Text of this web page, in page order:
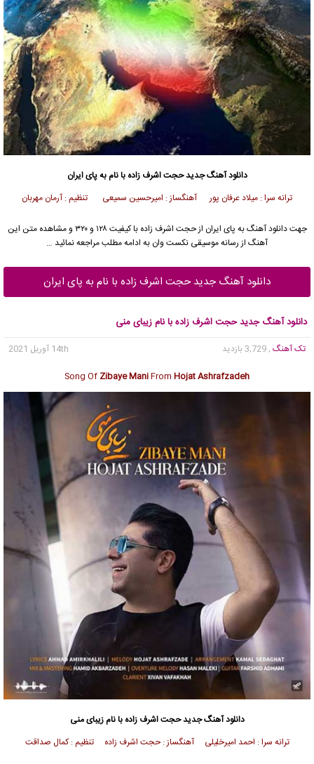
دانلود آهنگ جدیدحجت اشرف زاده با نام به پای ایران
ترانه سرا : میلاد عرفان پور آهنگساز : امیرحسین سمیعی تنظیم : آرمان مهربان
جهت دانلود آهنگ به پای ایران ازحجت اشرف زاده
با کیفیت ۱۲۸ و ۳۲۰ و مشاهده متن این
آهنگ از رسانه موسیقی نکست وان به ادامه مطلب مراجعه نمائید …
دانلود آهنگ جدید حجت اشرف زاده با نام به پای ایران
دانلود آهنگ جدید حجت اشرف زاده با نام زیبای منی
تک آهنگ , 3,729 بازدید
14th آوریل 2021
Song Of Zibaye ManiFrom Hojat Ashrafzadeh
دانلود آهنگ جدیدحجت اشرف زاده با نام زیبای منی
ترانه سرا : احمد امیرخلیلی آهنگساز : حجت اشرف زاده تنظیم : کمال صداقت